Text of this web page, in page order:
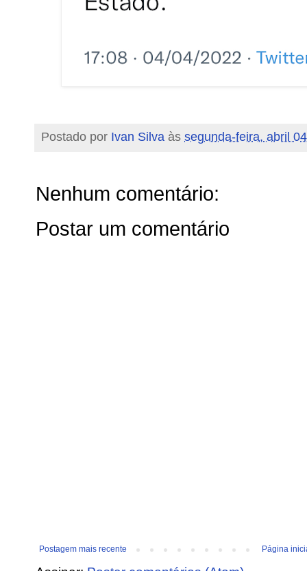
Postado por Ivan Silva às segunda-feira, abril
Nenhum comentário:
Postar um comentário
Postagem mais recente Página